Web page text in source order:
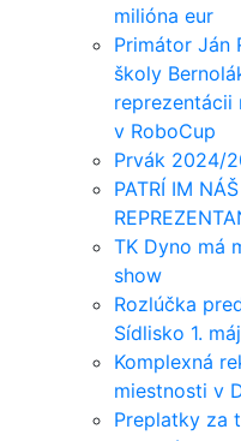
milióna eur
Primátor Ján
školy
reprezentácii
v RoboCup
Prvák 2024/
PATRÍ IM
TK Dyno má
show
Rozlúčka
Sídlisko 1.
Komplexná
miestnosti v
Preplatky za